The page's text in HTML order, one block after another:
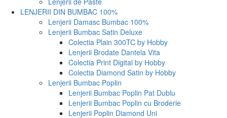
LENJERII DIN BUMBAC 100%
Lenjerii Damasc Bumbac 100%
Lenjerii Bumbac Satin Deluxe
Colectia Plain 300TC by Hobby
Lenjerii Brodate Dantela Vita
Colectia Print Digital by Hobby
Colectia Diamond Satin by Hobby
Lenjerii Bumbac Poplin
Lenjerii Bumbac Poplin Pat Dublu
Lenjerii Bumbac Poplin cu Broderie
Lenjerii Poplin Diamond Uni